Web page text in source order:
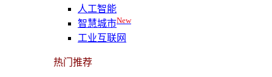
人工智能
智慧城市New
工业互联网
热门推荐